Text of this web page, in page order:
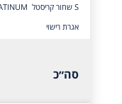
S שחור קריסטל PLATINUM
אגרת רישוי
סה״כ